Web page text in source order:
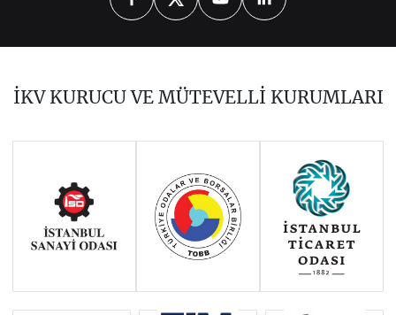
2026 2025 2024
2023 2022 2020
İKV KURUCU VE MÜTEVELLİ KURUMLARI